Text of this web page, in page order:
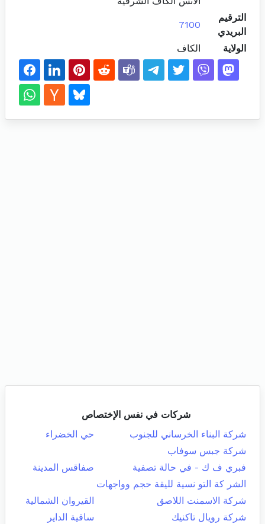
الترقيم
البريدي
7100
الولاية الكاف
شركات في نفس الإختصاص
شركة البناء الخرساني للجنوب
حي الخضراء
شركة جبس سوفاب
فبري ف ك - في حالة تصفية
صفاقس المدينة
الشر كة التو نسية لليقة حجم وواجهات
شركة الاسمنت اللاصق
القيروان الشمالية
شركة رويال تاكنيك
ساقية الداير